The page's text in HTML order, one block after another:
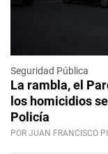
Seguridad Pública
La rambla, el
los homicidios
Policía
POR JUAN FRANCISCO